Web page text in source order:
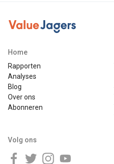
Home
Rapporten
Analyses
Blog
Over ons
Abonneren
Volg ons